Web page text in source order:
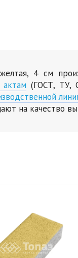
4 см
(ГОСТ, ТУ,
на качество